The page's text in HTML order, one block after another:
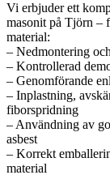
Vi erbjuder ett
masonit på Tjörn –
material:
– Nedmontering
– Kontrollerad
– Genomförande
– Inplastning,
fiborspridning
– Användning av
asbest
– Korrekt
material